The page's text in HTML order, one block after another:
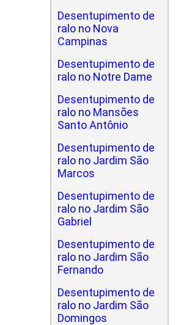
Desentupimento de
ralo no Nova
Campinas
Desentupimento de
ralo no Notre Dame
Desentupimento de
ralo no Mansões
Santo Antônio
Desentupimento de
ralo no Jardim São
Marcos
Desentupimento de
ralo no Jardim São
Gabriel
Desentupimento de
ralo no Jardim São
Fernando
Desentupimento de
ralo no Jardim São
Domingos